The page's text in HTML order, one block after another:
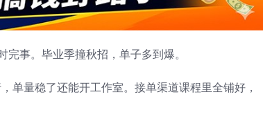
事。毕业季撞秋招，单子多到爆。
单量稳了还能开工作室。接单渠道课程里全铺好，